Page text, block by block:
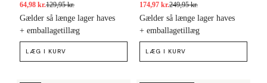
64,98 kr.129,95 kr.
+ emballagetillæg
Gælder så længe lager haves
LÆG I KURV
174,97 kr.249,95 kr.
+ emballagetillæg
Gælder så længe lager haves
LÆG I KURV